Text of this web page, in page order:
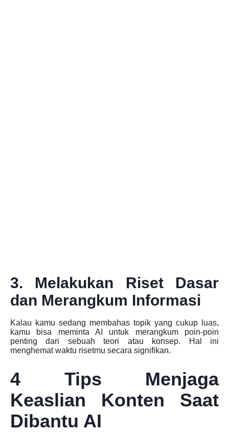
3. Melakukan Riset Dasar
dan Merangkum Informasi
Kalau kamu sedang membahas topik yang cukup luas,
kamu bisa meminta AI untuk merangkum poin-poin
penting dari sebuah teori atau konsep. Hal ini
menghemat waktu risetmu secara signifikan.
4 Tips Menjaga
Keaslian Konten Saat
Dibantu AI